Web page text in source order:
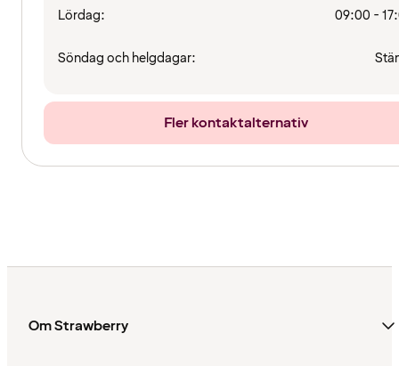
Lördag: 09:00 -
Söndag och helgdagar:
Fler kontaktalternativ
Om Strawberry